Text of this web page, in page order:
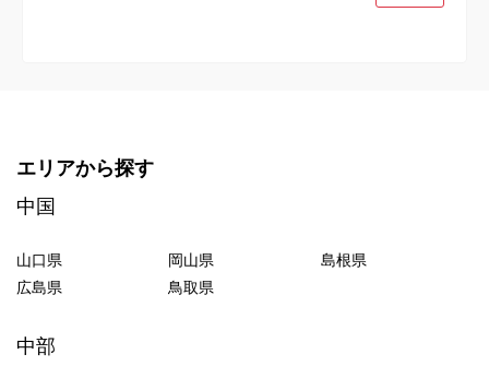
エリアから探す
中国
山口県 岡山県
島根県
広島県
鳥取県
中部